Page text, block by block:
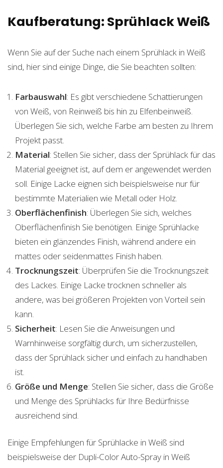
Kaufberatung: Sprühlack Weiß
Wenn Sie auf der Suche nach einem Sprühlack in Weiß
sind, hier sind einige Dinge, die Sie beachten sollten:
Farbauswahl: Es gibt verschiedene Schattierungen
von Weiß, von Reinweiß bis hin zu Elfenbeinweiß.
Überlegen Sie sich, welche Farbe am besten zu Ihrem
Projekt passt.
Material: Stellen Sie sicher, dass der Sprühlack für das
Material geeignet ist, auf dem er angewendet werden
soll. Einige Lacke eignen sich beispielsweise nur für
bestimmte Materialien wie Metall oder Holz.
Oberflächenfinish: Überlegen Sie sich, welches
Oberflächenfinish Sie benötigen. Einige Sprühlacke
bieten ein glänzendes Finish, während andere ein
mattes oder seidenmattes Finish haben.
Trocknungszeit: Überprüfen Sie die Trocknungszeit
des Lackes. Einige Lacke trocknen schneller als
andere, was bei größeren Projekten von Vorteil sein
kann.
Sicherheit: Lesen Sie die Anweisungen und
Warnhinweise sorgfältig durch, um sicherzustellen,
dass der Sprühlack sicher und einfach zu handhaben
ist.
Größe und Menge: Stellen Sie sicher, dass die Größe
und Menge des Sprühlacks für Ihre Bedürfnisse
ausreichend sind.
Einige Empfehlungen für Sprühlacke in Weiß sind
beispielsweise der Dupli-Color Auto-Spray in Weiß